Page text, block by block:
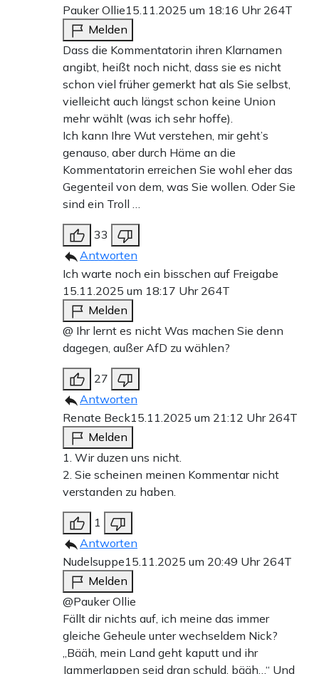
Pauker Ollie15.11.2025 um 18:16 Uhr 264T
Melden
Dass die Kommentatorin ihren Klarnamen
angibt, heißt noch nicht, dass sie es nicht
schon viel früher gemerkt hat als Sie selbst,
vielleicht auch längst schon keine Union
mehr wählt (was ich sehr hoffe).
Ich kann Ihre Wut verstehen, mir geht’s
genauso, aber durch Häme an die
Kommentatorin erreichen Sie wohl eher das
Gegenteil von dem, was Sie wollen. Oder Sie
sind ein Troll …
33
Antworten
Ich warte noch ein bisschen auf Freigabe
15.11.2025 um 18:17 Uhr 264T
Melden
@ Ihr lernt es nicht Was machen Sie denn
dagegen, außer AfD zu wählen?
27
Antworten
Renate Beck15.11.2025 um 21:12 Uhr 264T
Melden
1. Wir duzen uns nicht.
2. Sie scheinen meinen Kommentar nicht
verstanden zu haben.
1
Antworten
Nudelsuppe15.11.2025 um 20:49 Uhr 264T
Melden
@Pauker Ollie
Fällt dir nichts auf, ich meine das immer
gleiche Geheule unter wechseldem Nick?
„Bääh, mein Land geht kaputt und ihr
Jammerlappen seid dran schuld, bääh…“ Und